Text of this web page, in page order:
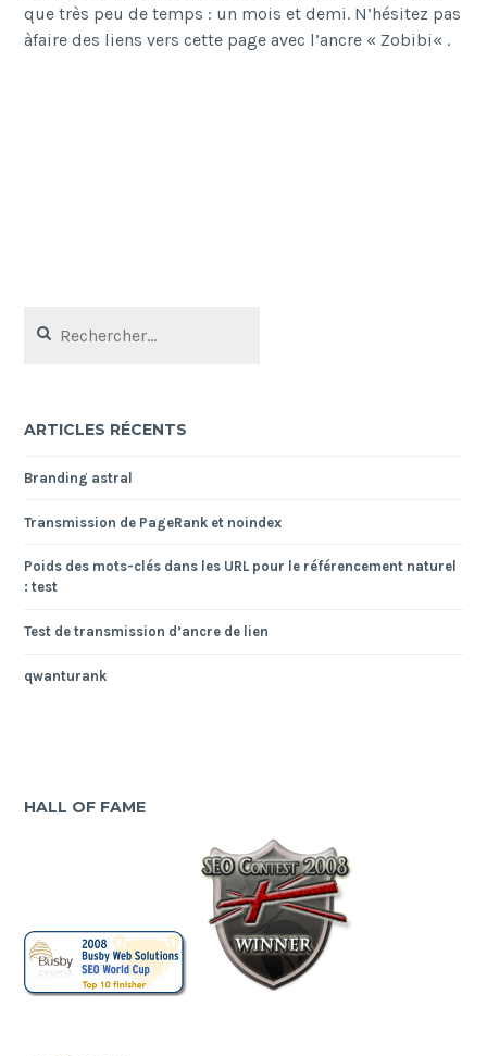
que très peu de temps : un mois et demi. N’hésitez pas
àfaire des liens vers cette page avec l’ancre « Zobibi« .
ARTICLES RÉCENTS
Branding astral
Transmission de PageRank et noindex
Poids des mots-clés dans les URL pour le référencement naturel
: test
Test de transmission d’ancre de lien
qwanturank
HALL OF FAME